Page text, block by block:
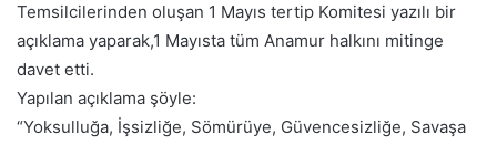
Temsilcilerinden oluşan 1 Mayıs tertip Komitesi yazılı bir
açıklama yaparak,1 Mayısta tüm Anamur halkını mitinge
davet etti.
Yapılan açıklama şöyle:
“Yoksulluğa, İşsizliğe, Sömürüye, Güvencesizliğe, Savaşa